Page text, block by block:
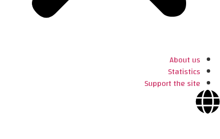
About us
Statistics
Support the site